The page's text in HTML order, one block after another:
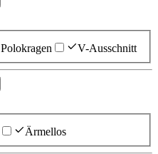
Polokragen V-Ausschnitt
Ärmellos